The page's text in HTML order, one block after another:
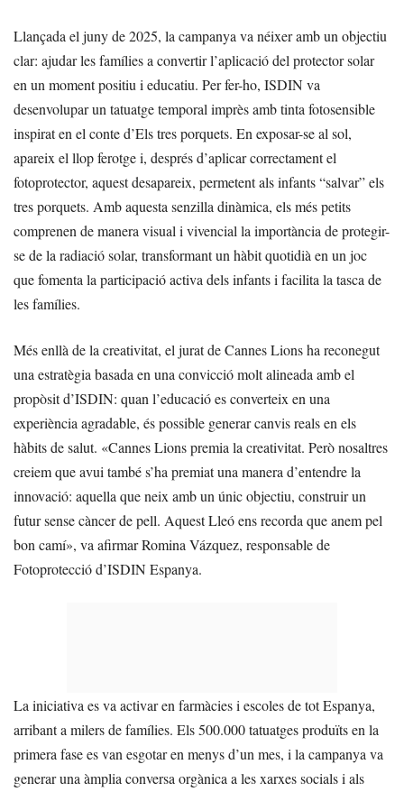
Llançada el juny de 2025, la campanya va néixer amb un objectiu
clar: ajudar les famílies a convertir l’aplicació del protector solar
en un moment positiu i educatiu. Per fer-ho, ISDIN va
desenvolupar un tatuatge temporal imprès amb tinta fotosensible
inspirat en el conte d’Els tres porquets. En exposar-se al sol,
apareix el llop ferotge i, després d’aplicar correctament el
fotoprotector, aquest desapareix, permetent als infants “salvar” els
tres porquets. Amb aquesta senzilla dinàmica, els més petits
comprenen de manera visual i vivencial la importància de protegir-
se de la radiació solar, transformant un hàbit quotidià en un joc
que fomenta la participació activa dels infants i facilita la tasca de
les famílies.
Més enllà de la creativitat, el jurat de Cannes Lions ha reconegut
una estratègia basada en una convicció molt alineada amb el
propòsit d’ISDIN: quan l’educació es converteix en una
experiència agradable, és possible generar canvis reals en els
hàbits de salut. «Cannes Lions premia la creativitat. Però nosaltres
creiem que avui també s’ha premiat una manera d’entendre la
innovació: aquella que neix amb un únic objectiu, construir un
futur sense càncer de pell. Aquest Lleó ens recorda que anem pel
bon camí», va afirmar Romina Vázquez, responsable de
Fotoprotecció d’ISDIN Espanya.
La iniciativa es va activar en farmàcies i escoles de tot Espanya,
arribant a milers de famílies. Els 500.000 tatuatges produïts en la
primera fase es van esgotar en menys d’un mes, i la campanya va
generar una àmplia conversa orgànica a les xarxes socials i als